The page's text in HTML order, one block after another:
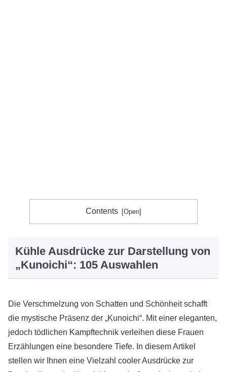
Contents
Kühle Ausdrücke zur Darstellung von
„Kunoichi“: 105 Auswahlen
Die Verschmelzung von Schatten und Schönheit schafft
die mystische Präsenz der „Kunoichi“. Mit einer eleganten,
jedoch tödlichen Kampftechnik verleihen diese Frauen
Erzählungen eine besondere Tiefe. In diesem Artikel
stellen wir Ihnen eine Vielzahl cooler Ausdrücke zur